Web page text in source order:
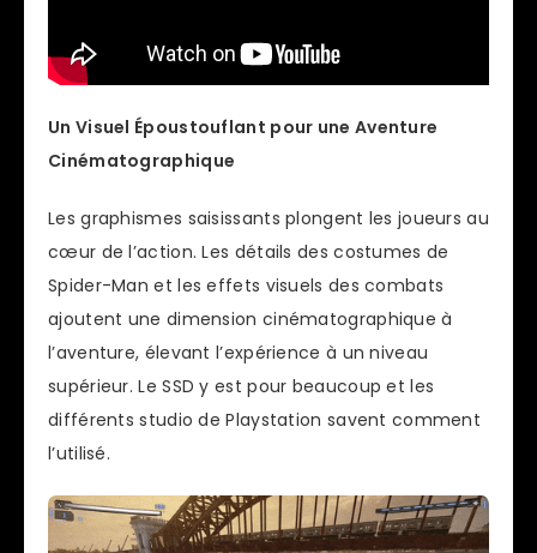
Un Visuel Époustouflant pour une Aventure
Cinématographique
Les graphismes saisissants plongent les joueurs au
cœur de l’action. Les détails des costumes de
Spider-Man et les effets visuels des combats
ajoutent une dimension cinématographique à
l’aventure, élevant l’expérience à un niveau
supérieur. Le SSD y est pour beaucoup et les
différents studio de Playstation savent comment
l’utilisé.